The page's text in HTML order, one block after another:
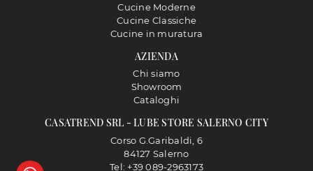
Cucine Moderne
Cucine Classiche
Cucine in muratura
AZIENDA
Chi siamo
Showroom
Cataloghi
CASATREND SRL - LUBE STORE SALERNO CITY
Corso G.Garibaldi, 6
84127 Salerno
Tel: +39 089-2963173